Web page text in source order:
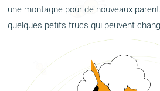
une montagne pour de nouveaux
quelques petits trucs qui peuvent